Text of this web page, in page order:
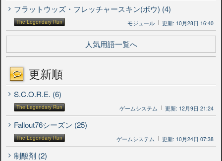
フラットウッズ・フレッチャースキン(ボウ) (4)
The Legendary Run モジュール 更新: 10月28日 16:40
人気用語一覧へ
更新順
S.C.O.R.E. (6)
The Legendary Run ゲームシステム 更新: 12月9日 21:24
Fallout76シーズン (25)
The Legendary Run ゲームシステム 更新: 10月24日 07:38
制酸剤 (2)